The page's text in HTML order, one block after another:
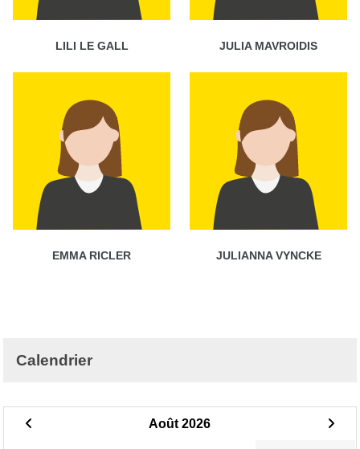
LILI LE GALL JULIA MAVROIDIS
EMMA RICLER JULIANNA VYNCKE
Calendrier
Août 2026